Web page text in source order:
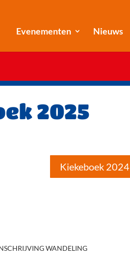
Evenementen Nieuws
2025
Kiekeboek 2024
WANDELING